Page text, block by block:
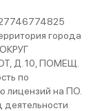
города
Д. 10, ПОМЕЩ.
по
лицензий на ПО.